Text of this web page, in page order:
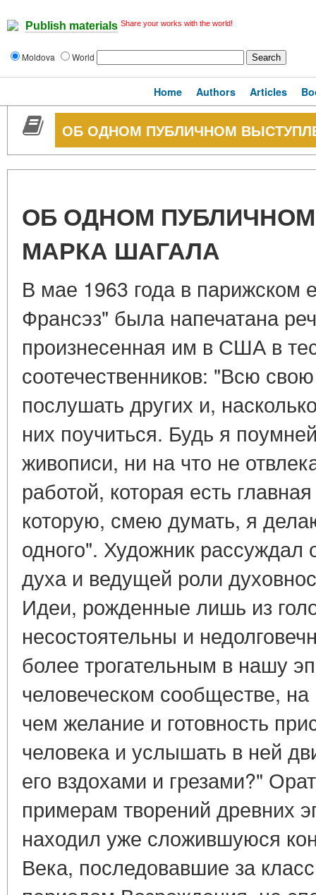
Publish materials Share your works with the world!
Moldova World
Home Authors Articles
ОБ ОДНОМ ПУБЛИЧНОМ
ОБ ОДНОМ
МАРКА ШАГАЛА
В мае 1963 года в парижском
Франсэз" была напечатана
произнесенная им в США в
соотечественников: "Всю
послушать других и,
них поучиться. Будь я
живописи, ни на что не
работой, которая есть
которую, смею думать, я
одного". Художник рассуждал
духа и ведущей роли
Идеи, рожденные лишь из
несостоятельны и
более трогательным в нашу
человеческом сообществе,
чем желание и готовность
человека и услышать в ней
его вздохами и грезами?"
примерам творений древних
находил уже сложившуюся
Века, последовавшие за